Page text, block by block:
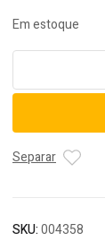
Em estoque
TEKBOND
PRETO
BR
Separar
SKU:004358